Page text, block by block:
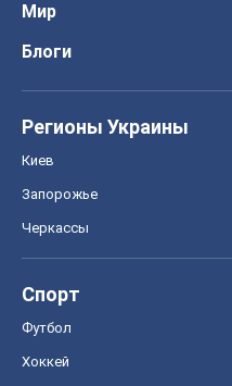
Мир
Блоги
Регионы Украины
Киев
Запорожье
Черкассы
Спорт
Футбол
Хоккей